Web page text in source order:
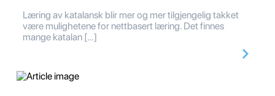
Læring av katalansk blir mer og mer tilgjengelig takket
være mulighetene for nettbasert læring. Det finnes
mange katalan […]